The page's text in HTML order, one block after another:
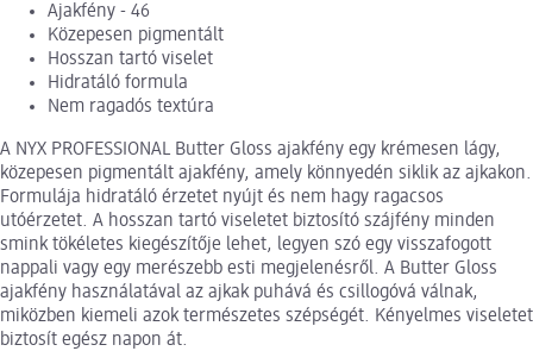
Ajakfény - 46
Közepesen pigmentált
Hosszan tartó viselet
Hidratáló formula
Nem ragadós textúra
A NYX PROFESSIONAL Butter Gloss ajakfény egy krémesen lágy,
közepesen pigmentált ajakfény, amely könnyedén siklik az ajkakon.
Formulája hidratáló érzetet nyújt és nem hagy ragacsos
utóérzetet. A hosszan tartó viseletet biztosító szájfény minden
smink tökéletes kiegészítője lehet, legyen szó egy visszafogott
nappali vagy egy merészebb esti megjelenésről. A Butter Gloss
ajakfény használatával az ajkak puhává és csillogóvá válnak,
miközben kiemeli azok természetes szépségét. Kényelmes viseletet
biztosít egész napon át.